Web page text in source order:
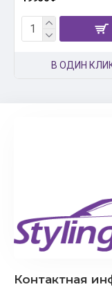
В ОДИН
Контактная